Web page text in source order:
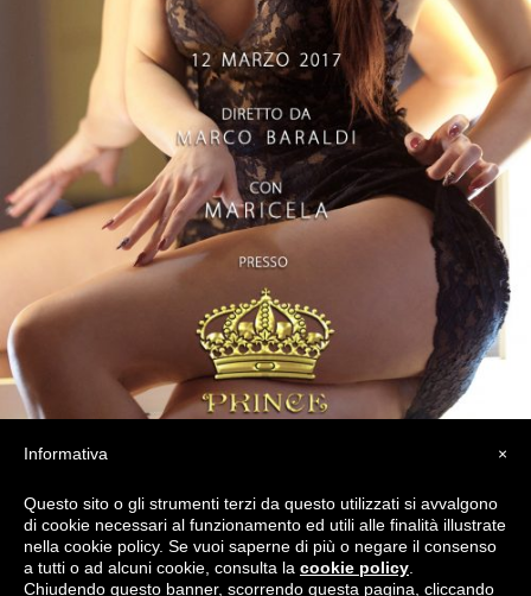
×
Informativa
Questo sito o gli strumenti terzi da questo utilizzati si avvalgono
di cookie necessari al funzionamento ed utili alle finalità illustrate
nella cookie policy. Se vuoi saperne di più o negare il consenso
a tutti o ad alcuni cookie, consulta la cookie policy
Chiudendo questo banner, scorrendo questa pagina, cliccando